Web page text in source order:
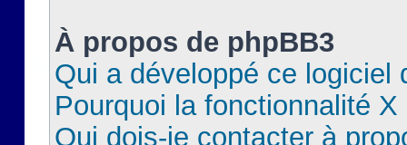
À propos de phpBB3
Qui a développé ce logiciel
Pourquoi la fonctionnalité X
Qui dois-je contacter à